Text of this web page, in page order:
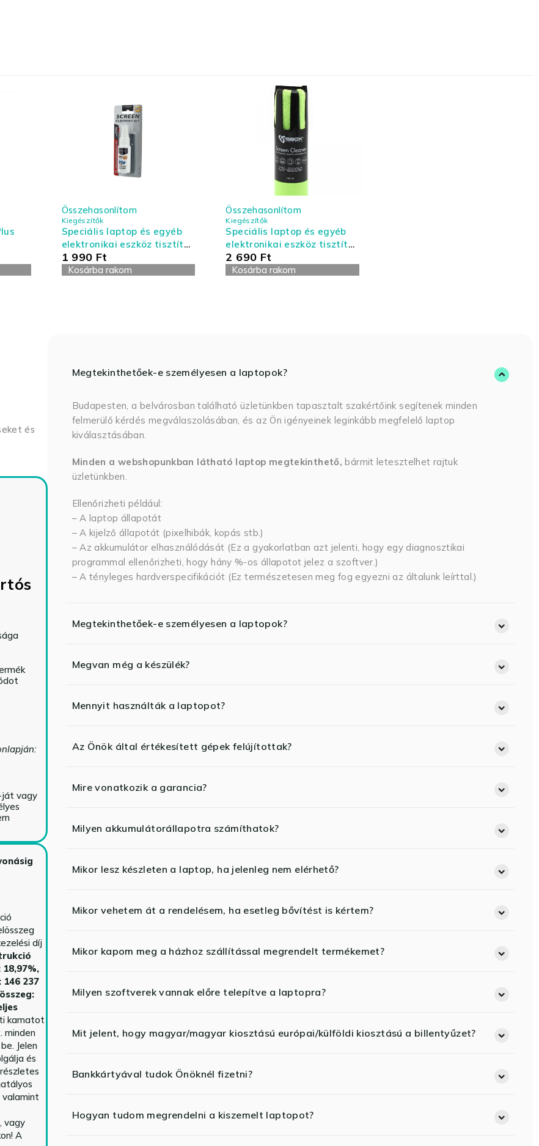
Kiegészítők
Speciális laptop és egyéb
elektronikai eszköz tisztító
készlet - kis kiszerelés
Összehasonlítom
1 990 Ft
Kosárba rakom
Kiegészítők
Speciális laptop és egyéb
elektronikai eszköz tisztító
készlet - nagy kiszerelés
Összehasonlítom
2 690 Ft
Kosárba rakom
és
ját vagy
díj
237
kamatot
minden
Jelen
és
valamint
vagy
A
Megtekinthetőek-e személyesen a laptopok?
Budapesten, a belvárosban található üzletünkben tapasztalt szakértőink segítenek minden
felmerülő kérdés megválaszolásában, és az Ön igényeinek leginkább megfelelő laptop
kiválasztásában.
Minden a webshopunkban látható laptop megtekinthető, bármit letesztelhet rajtuk
üzletünkben.
Ellenőrizheti például:
– A laptop állapotát
– A kijelző állapotát (pixelhibák, kopás stb.)
– Az akkumulátor elhasználódását (Ez a gyakorlatban azt jelenti, hogy egy diagnosztikai
programmal ellenőrizheti, hogy hány %-os állapotot jelez a szoftver.)
– A tényleges hardverspecifikációt (Ez természetesen meg fog egyezni az általunk leírttal.)
Megtekinthetőek-e személyesen a laptopok?
Megvan még a készülék?
Mennyit használták a laptopot?
Az Önök által értékesített gépek felújítottak?
Mire vonatkozik a garancia?
Milyen akkumulátorállapotra számíthatok?
Mikor lesz készleten a laptop, ha jelenleg nem elérhető?
Mikor vehetem át a rendelésem, ha esetleg bővítést is kértem?
Mikor kapom meg a házhoz szállítással megrendelt termékemet?
Milyen szoftverek vannak előre telepítve a laptopra?
Mit jelent, hogy magyar/magyar kiosztású európai/külföldi kiosztású a billentyűzet?
Bankkártyával tudok Önöknél fizetni?
Hogyan tudom megrendelni a kiszemelt laptopot?